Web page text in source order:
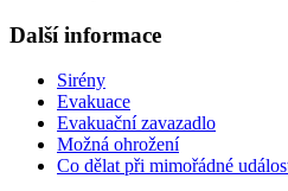
Další informace
Sirény
Evakuace
Evakuační zavazadlo
Možná ohrožení
Co dělat při mimořádné